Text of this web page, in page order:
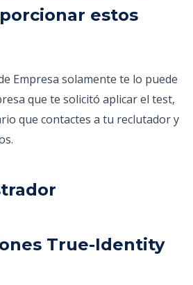
estos
Empresa solamente te lo puede
que te solicitó aplicar el test,
que contactes a tu reclutador y
True-Identity